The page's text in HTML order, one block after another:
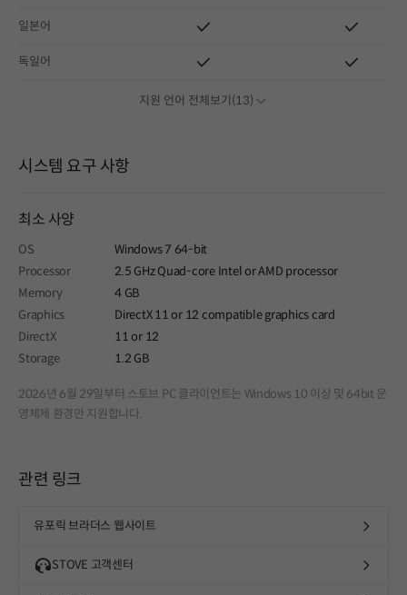
일본어
독일어
지원 언어 전체보기(13)
시스템 요구 사항
최소 사양
OS
Windows 7 64-bit
Processor
2.5 GHz Quad-core Intel or AMD processor
Memory
4 GB
Graphics
DirectX 11 or 12 compatible graphics card
DirectX
11 or 12
Storage
1.2 GB
2026년 6월 29일부터 스토브 PC 클라이언트는 Windows 10 이상 및 64bit 운
영체제 환경만 지원합니다.
관련 링크
유포릭 브라더스 웹사이트
STOVE 고객센터